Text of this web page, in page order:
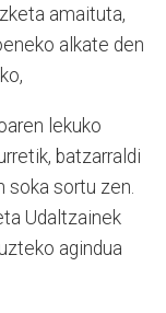
amaituta,
alkate den
lekuko
batzarraldi
soka sortu zen.
Udaltzainek
agindua